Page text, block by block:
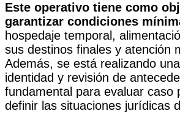
Este operativo tiene como
garantizar condiciones
hospedaje temporal,
sus destinos finales y atención
Además, se está realizando
identidad y revisión de
fundamental para evaluar caso
definir las situaciones jurídicas